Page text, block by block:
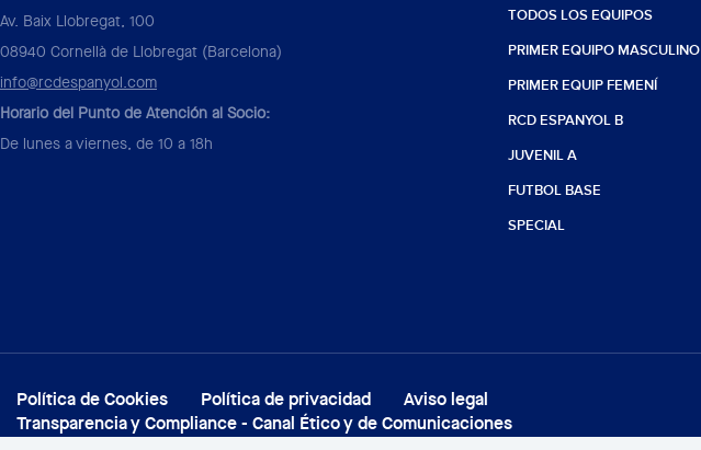
Av. Baix Llobregat, 100
08940 Cornellà de Llobregat (Barcelona)
info@rcdespanyol.com
Horario del Punto de Atención al Socio:
De lunes a viernes, de 10 a 18h
TODOS LOS EQUIPOS
PRIMER EQUIPO MASCULINO
PRIMER EQUIP FEMENÍ
RCD ESPANYOL B
JUVENIL A
FUTBOL BASE
SPECIAL
Política de Cookies Política de privacidad
Aviso legal
Transparencia y Compliance - Canal Ético y de Comunicaciones